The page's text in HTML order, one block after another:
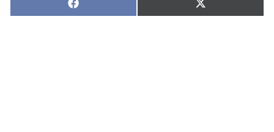
Хуваалцах:
Х
у
Түгээх:
Т
ү